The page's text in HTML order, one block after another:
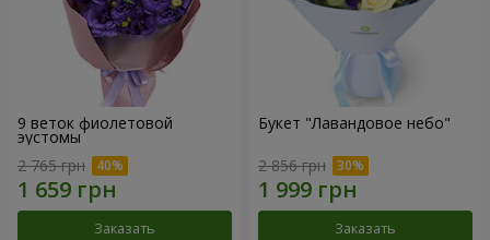
9 веток фиолетовой
эустомы
2 765 грн
Заказать
Букет "Лавандовое небо"
2 856 грн
Заказать